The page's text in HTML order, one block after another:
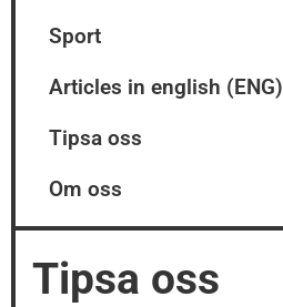
Sport
Articles in english (ENG)
Tipsa oss
Om oss
Tipsa oss